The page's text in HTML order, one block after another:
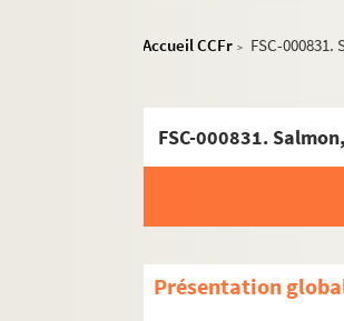
Accueil CCFr > FSC-
FSC-000831.
Présentation
L
M
Q